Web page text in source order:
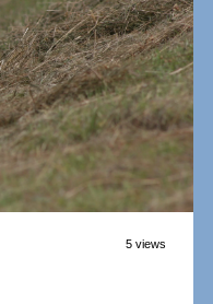
5 views